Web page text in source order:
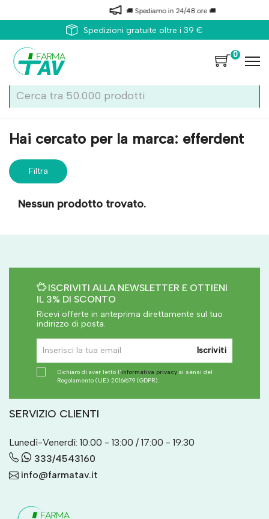
🚚 Spediamo in 24/48 ore 🚚
Spedizioni gratuite oltre i 39 €
0
Home Marche parafarmaci efferdent
Hai cercato per la marca: efferdent
Filtra
Nessun prodotto trovato.
ISCRIVITI ALLA NEWSLETTER E OTTIENI
IL 3% DI SCONTO
Ricevi offerte in anteprima direttamente sul tuo
indirizzo di posta.
Iscriviti
Dichiaro di aver letto l'informativa privacy ai sensi del
Regolamento (UE) 2016/679 (GDPR).
SERVIZIO CLIENTI
Lunedì-Venerdì: 10:00 - 13:00 / 17:00 - 19:30
333/4543160
info@farmatav.it